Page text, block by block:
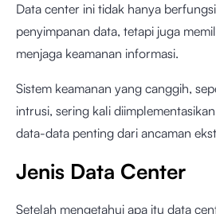
Data center ini tidak hanya
penyimpanan data, tetapi juga
menjaga keamanan informasi.
Sistem keamanan yang canggih,
intrusi, sering kali
data-data penting dari ancaman
Jenis Data Center
Setelah mengetahui apa itu data